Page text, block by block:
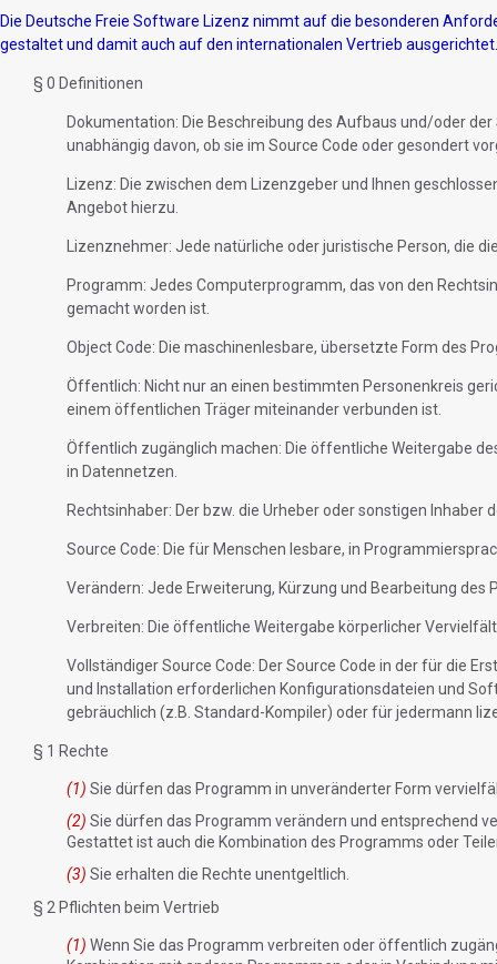
Die Deutsche Freie Software Lizenz nimmt auf die besonderen
gestaltet und damit auch auf den internationalen Vertrieb ausgerichtet.
§ 0 Definitionen
Dokumentation: Die Beschreibung des Aufbaus und/oder
unabhängig davon, ob sie im Source Code oder gesondert
Lizenz: Die zwischen dem Lizenzgeber und Ihnen
Angebot hierzu.
Lizenznehmer: Jede natürliche oder juristische Person, die
Programm: Jedes Computerprogramm, das von den
gemacht worden ist.
Object Code: Die maschinenlesbare, übersetzte Form des
Öffentlich: Nicht nur an einen bestimmten Personenkreis
einem öffentlichen Träger miteinander verbunden ist.
Öffentlich zugänglich machen: Die öffentliche Weitergabe
in Datennetzen.
Rechtsinhaber: Der bzw. die Urheber oder sonstigen
Source Code: Die für Menschen lesbare, in
Verändern: Jede Erweiterung, Kürzung und Bearbeitung
Verbreiten: Die öffentliche Weitergabe körperlicher
Vollständiger Source Code: Der Source Code in der für die
und Installation erforderlichen Konfigurationsdateien und
gebräuchlich (z.B. Standard-Kompiler) oder für jedermann
§ 1 Rechte
(1) Sie dürfen das Programm in unveränderter Form
(2) Sie dürfen das Programm verändern und entsprechend
Gestattet ist auch die Kombination des Programms oder
(3) Sie erhalten die Rechte unentgeltlich.
§ 2 Pflichten beim Vertrieb
(1) Wenn Sie das Programm verbreiten oder öffentlich